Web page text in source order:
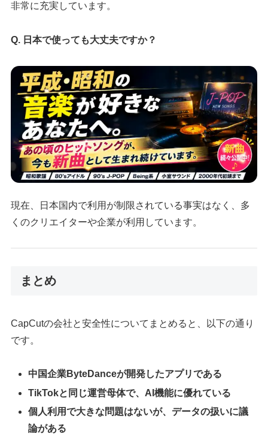
非常に充実しています。
Q. 日本で使っても大丈夫ですか？
現在、日本国内で利用が制限されている事実はなく、多
くのクリエイターや企業が利用しています。
まとめ
CapCutの会社と安全性についてまとめると、以下の通り
です。
中国企業ByteDanceが開発したアプリである
TikTokと同じ運営母体で、AI機能に優れている
個人利用で大きな問題はないが、データの扱いに議
論がある